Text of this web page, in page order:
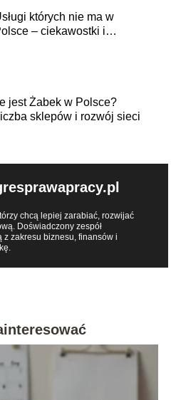
których nie ma w
– ciekawostki i
Ile jest Żabek w Polsce?
sklepów i rozwój sieci
chcą lepiej zarabiać, rozwijać
Doświadczony zespół
zakresu biznesu, finansów i